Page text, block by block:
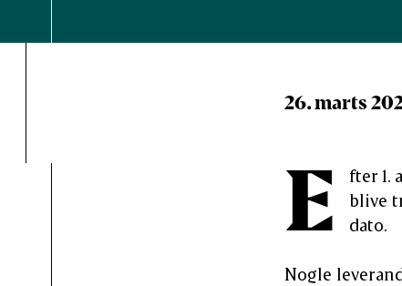
26. marts
E
fter 1.
blive
dato.
Nogle